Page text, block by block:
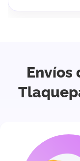
Envíos